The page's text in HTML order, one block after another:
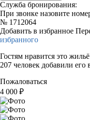
Служба бронирования:
При звонке назовите
№ 1712064
Добавить в избранное
избранного
Гостям нравится это жильё
207 человек добавили его
Пожаловаться
4 000 ₽